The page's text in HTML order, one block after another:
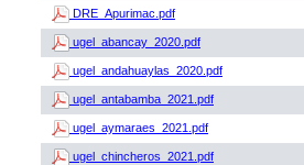
DRE_Apurimac.pdf
ugel_abancay_2020.pdf
ugel_andahuaylas_2020.pdf
ugel_antabamba_2021.pdf
ugel_aymaraes_2021.pdf
ugel_chincheros_2021.pdf